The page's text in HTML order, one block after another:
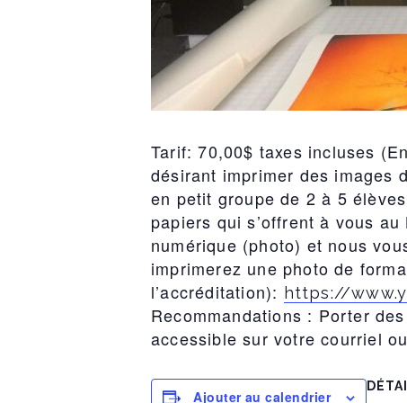
Tarif: 70,00$ taxes incluses
désirant imprimer des images
en petit groupe de 2 à 5
papiers qui s’offrent à vous
numérique (photo) et nous
imprimerez une photo de
l’accréditation): https://
Recommandations : Porter
accessible sur votre courriel
Ajouter au calendrier